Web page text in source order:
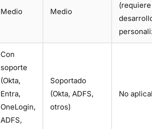
Medio Medio
(requiere
Con
soporte
(Okta,
Entra,
OneLogin,
ADFS,
Soportado
(Okta, ADFS,
otros)
No